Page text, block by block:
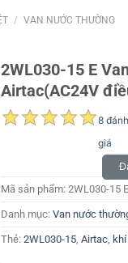
/ VAN NƯỚC THƯỜNG
2WL030-15 E
Airtac(AC24V
8 đánh
giá
Mã sản phẩm: 2WL030-15 E
Danh mục: Van nước
Thẻ: 2WL030-15, Airtac,